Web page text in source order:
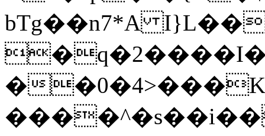
bTg��n7*A
�